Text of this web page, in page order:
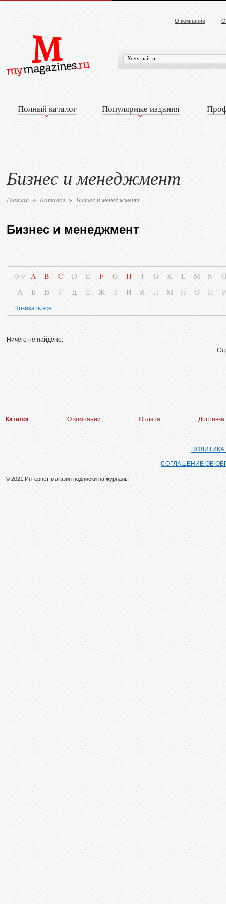
О компании
Полный каталог Популярные издания
Бизнес и менеджмент
Главная » Каталог » Бизнес и менеджмент
Бизнес и менеджмент
0-9 A B C D E F G H I G K L M N
А
Б В Г Д Е Ж З И К Л М Н О П Р
Показать все
Ничего не найдено.
Каталог О компании Оплата Доставка
СОГЛАШЕНИЕ ОБ
© 2021 Интернет-магазин подписки на журналы